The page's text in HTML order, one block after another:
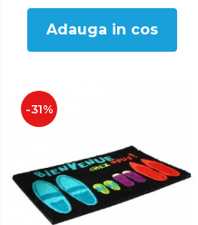
Burete bucatarie
Decoratiuni
Decoratiuni perete
Depozitare
Carlige si agatatoare
Cutii si cosuri pentru
Adauga in cos
-31%